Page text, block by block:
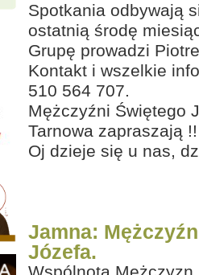
Spotkania odbywają
ostatnią środę
Grupę prowadzi
Kontakt i wszelkie
510 564 707.
Mężczyźni Świętego
Tarnowa zapraszają !!
Oj dzieje się u nas,
Jamna:
Józefa.